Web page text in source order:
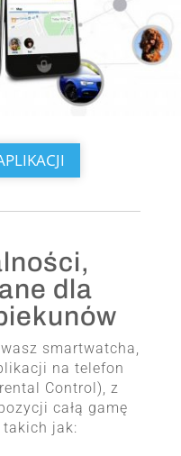
dla
smartwatcha,
na telefon
Control), z
całą gamę
jak: